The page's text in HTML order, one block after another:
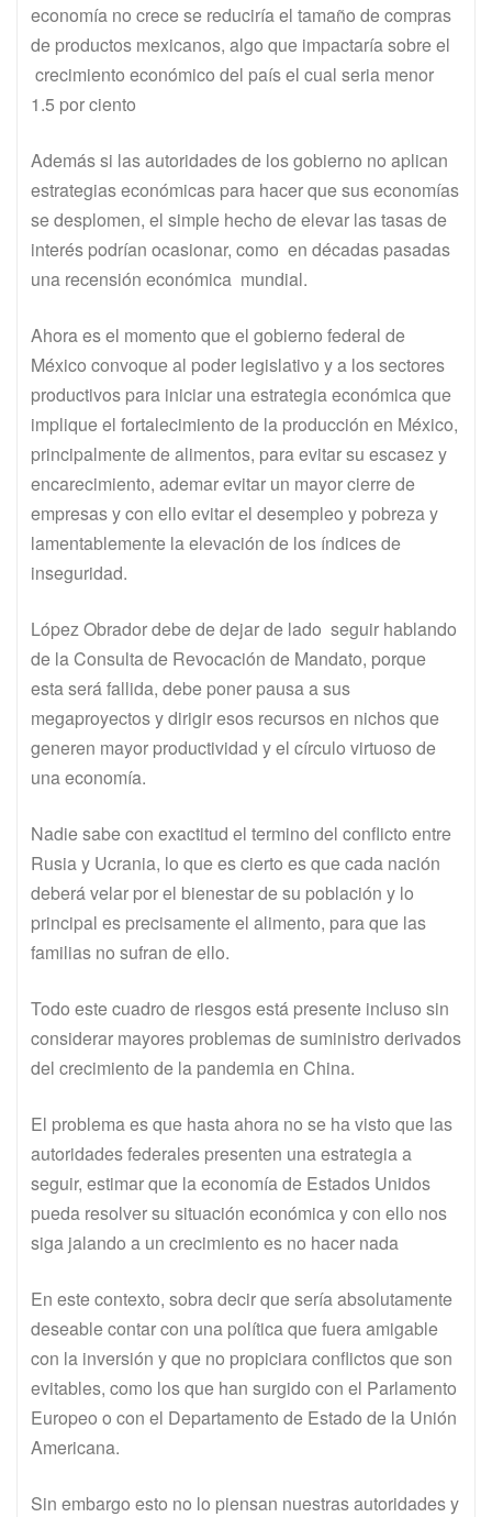
economía no crece se reduciría el tamaño de compras
de productos mexicanos, algo que impactaría sobre el
crecimiento económico del país el cual seria menor
1.5 por ciento
Además si las autoridades de los gobierno no aplican
estrategias económicas para hacer que sus economías
se desplomen, el simple hecho de elevar las tasas de
interés podrían ocasionar, como en décadas pasadas
una recensión económica mundial.
Ahora es el momento que el gobierno federal de
México convoque al poder legislativo y a los sectores
productivos para iniciar una estrategia económica que
implique el fortalecimiento de la producción en México,
principalmente de alimentos, para evitar su escasez y
encarecimiento, ademar evitar un mayor cierre de
empresas y con ello evitar el desempleo y pobreza y
lamentablemente la elevación de los índices de
inseguridad.
López Obrador debe de dejar de lado seguir hablando
de la Consulta de Revocación de Mandato, porque
esta será fallida, debe poner pausa a sus
megaproyectos y dirigir esos recursos en nichos que
generen mayor productividad y el círculo virtuoso de
una economía.
Nadie sabe con exactitud el termino del conflicto entre
Rusia y Ucrania, lo que es cierto es que cada nación
deberá velar por el bienestar de su población y lo
principal es precisamente el alimento, para que las
familias no sufran de ello.
Todo este cuadro de riesgos está presente incluso sin
considerar mayores problemas de suministro derivados
del crecimiento de la pandemia en China.
El problema es que hasta ahora no se ha visto que las
autoridades federales presenten una estrategia a
seguir, estimar que la economía de Estados Unidos
pueda resolver su situación económica y con ello nos
siga jalando a un crecimiento es no hacer nada
En este contexto, sobra decir que sería absolutamente
deseable contar con una política que fuera amigable
con la inversión y que no propiciara conflictos que son
evitables, como los que han surgido con el Parlamento
Europeo o con el Departamento de Estado de la Unión
Americana.
Sin embargo esto no lo piensan nuestras autoridades y